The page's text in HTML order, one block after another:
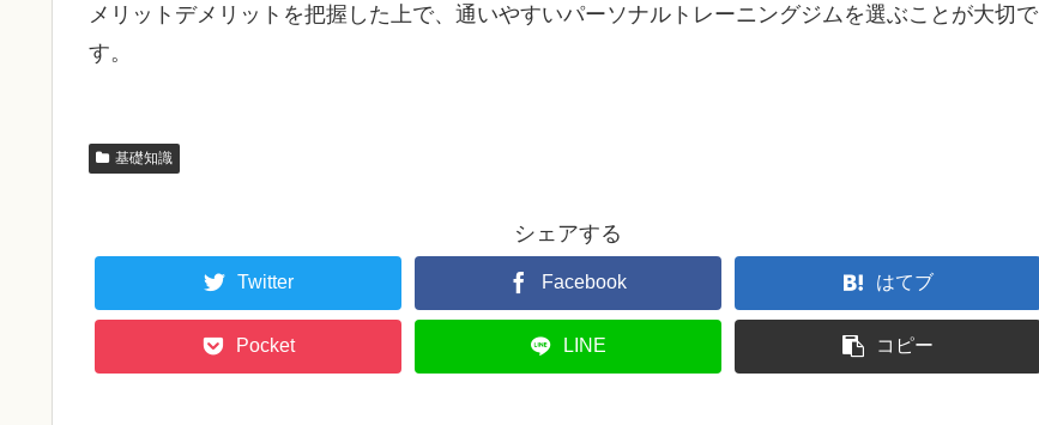
メリットデメリットを把握した上で、通いやすいパーソナルトレーニングジムを選ぶことが大切で
す。
基礎知識
シェアする
Twitter Facebook はてブ
Pocket LINE コピー